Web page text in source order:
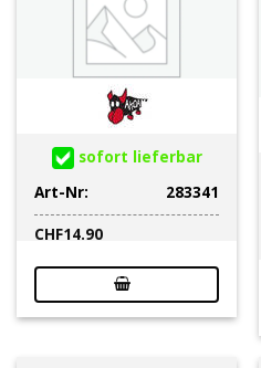
sofort lieferbar
Art-Nr:
283341
CHF14.90